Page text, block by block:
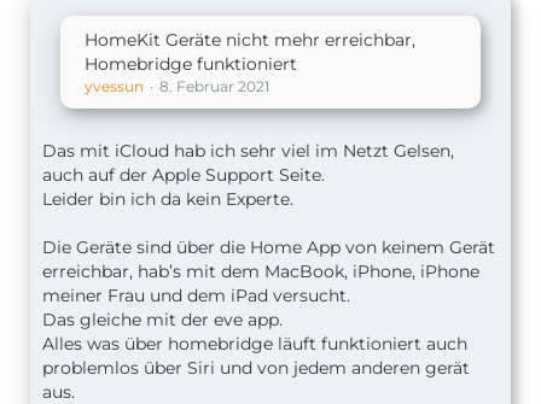
HomeKit Geräte nicht mehr erreichbar,
Homebridge funktioniert
yvessun 8. Februar 2021
Das mit iCloud hab ich sehr viel im Netzt Gelsen,
auch auf der Apple Support Seite.
Leider bin ich da kein Experte.
Die Geräte sind über die Home App von keinem Gerät
erreichbar, hab’s mit dem MacBook, iPhone, iPhone
meiner Frau und dem iPad versucht.
Das gleiche mit der eve app.
Alles was über homebridge läuft funktioniert auch
problemlos über Siri und von jedem anderen gerät
aus.